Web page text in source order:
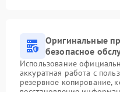
Оригинальные
безопасное
Использование
аккуратная работа с
резервное копирование,